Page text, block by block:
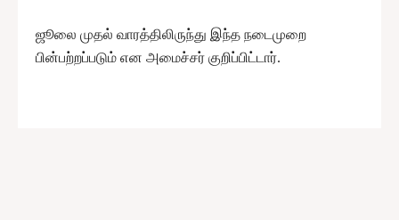
ஜூலை முதல் வாரத்திலிருந்து இந்த நடைமுறை
பின்பற்றப்படும் என அமைச்சர் குறிப்பிட்டார்.